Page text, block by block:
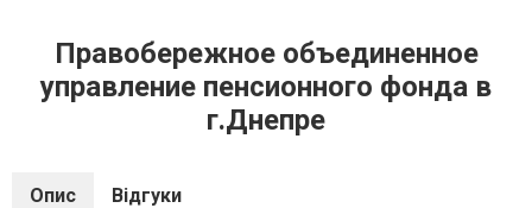
Правобережное объединенное
управление пенсионного фонда в
г.Днепре
Опис Відгуки